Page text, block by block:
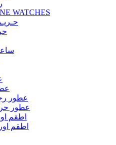
WATCHES
عطور
عطور
اطقم
اطقم